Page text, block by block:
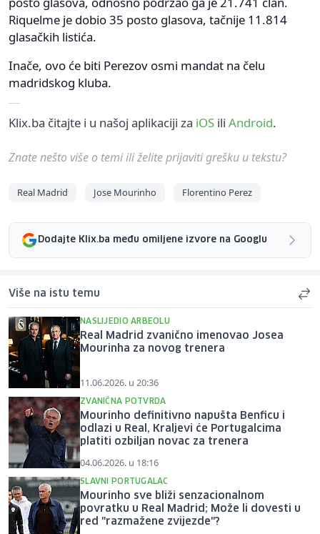
Riquelme je dobio 35 posto glasova, tačnije 11.814
glasačkih listića.
Inače, ovo će biti Perezov osmi mandat na čelu
madridskog kluba.
Klix.ba čitajte i u našoj aplikaciji za iOS ili Android.
Znate nešto više o temi ili želite prijaviti grešku u tekstu?
Real Madrid Jose Mourinho Florentino Perez
Dodajte Klix.ba među omiljene izvore na Googlu
Više na istu temu
NASLIJEDIO ARBEOLU
Real Madrid zvanično imenovao Josea
Mourinha za novog trenera
11.06.2026. u 20:36
ZVANIČNA POTVRDA
Mourinho definitivno napušta Benficu i
odlazi u Real, Kraljevi će Portugalcima
platiti ozbiljan novac za trenera
04.06.2026. u 18:16
SLAVNI PORTUGALAC
Mourinho sve bliži senzacionalnom
povratku u Real Madrid; Može li dovesti u
red "razmažene zvijezde"?